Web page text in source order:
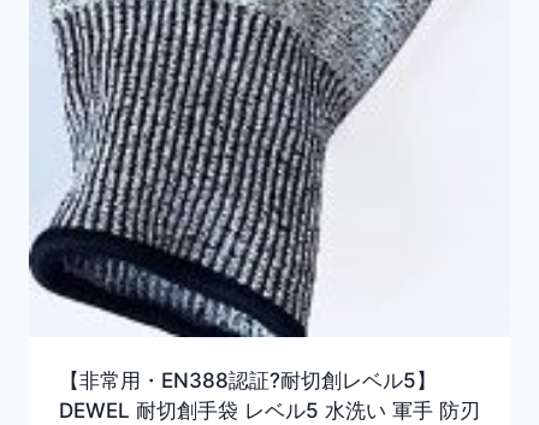
【非常用・EN388認証?耐切創レベル5】
DEWEL 耐切創手袋 レベル5 水洗い 軍手 防刃